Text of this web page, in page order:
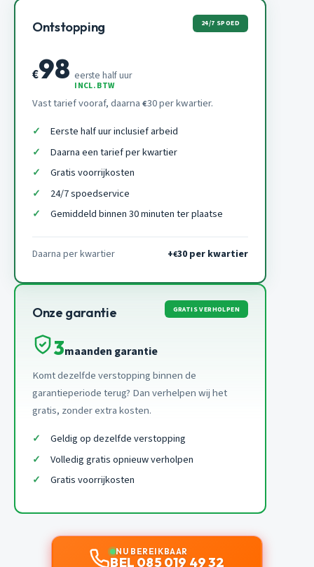
Ontstopping 24/7 SPOED
€98 eerste half uur
INCL. BTW
Vast tarief vooraf, daarna €30 per kwartier.
Eerste half uur inclusief arbeid
Daarna een tarief per kwartier
Gratis voorrijkosten
24/7 spoedservice
Gemiddeld binnen 30 minuten ter plaatse
Daarna per kwartier +€30 per kwartier
Onze garantie GRATIS VERHOLPEN
3maanden garantie
Komt dezelfde verstopping binnen de
garantieperiode terug? Dan verhelpen wij het
gratis, zonder extra kosten.
Geldig op dezelfde verstopping
Volledig gratis opnieuw verholpen
Gratis voorrijkosten
NU BEREIKBAAR
BEL 085 019 49 32